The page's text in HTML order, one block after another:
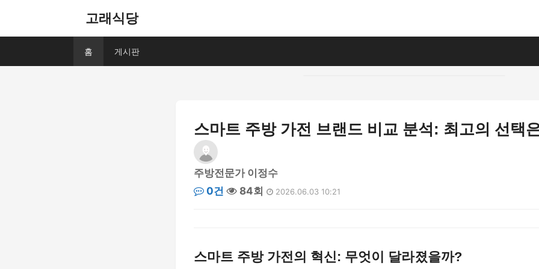
고래식당
홈 게시판
스마트 주방 가전 브랜드 비교 분석: 최고의 선택
주방전문가 이정수
0건
84회 2026.06.03 10:21
스마트 주방 가전의 혁신: 무엇이 달라졌을까?